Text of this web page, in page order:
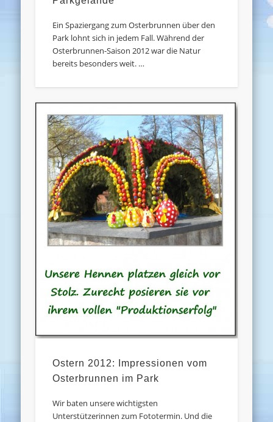
Ein Spaziergang zum Osterbrunnen über den
Park lohnt sich in jedem Fall. Während der
Osterbrunnen-Saison 2012 war die Natur
bereits besonders weit. …
Ostern 2012: Impressionen vom
Osterbrunnen im Park
Wir baten unsere wichtigsten
Unterstützerinnen zum Fototermin. Und die